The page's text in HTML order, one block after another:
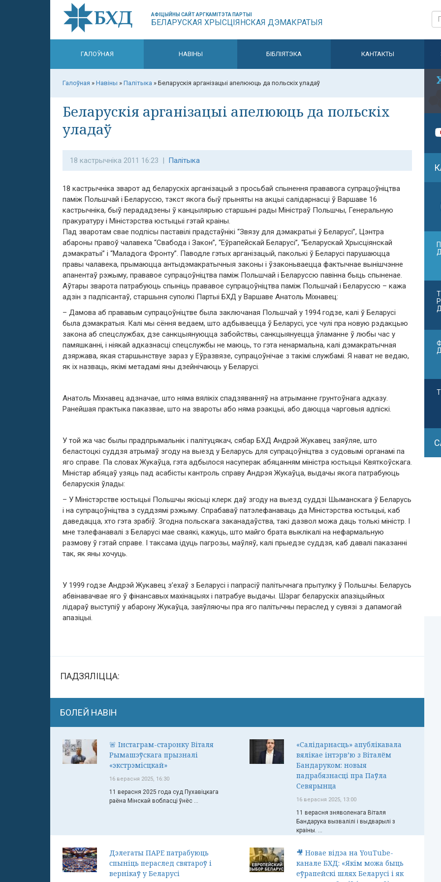
АФІЦЫЙНЫ САЙТ АРГКАМІТЭТА ПАРТЫІ
БЕЛАРУСКАЯ ХРЫСЦІЯНСКАЯ ДЭМАКРАТЫЯ
ГАЛОЎНАЯ НАВІНЫ БІБЛІЯТЭКА КАНТАКТЫ
Галоўная » Навіны » Палітыка » Беларускія арганізацыі апелююць да польскіх уладаў
Беларускія арганізацыі апелююць да польскіх
уладаў
18 кастрычніка 2011 16:23 | Палітыка
18 кастрычніка зварот ад беларускіх арганізацый з просьбай спынення прававога супрацоўніцтва
паміж Польшчай і Беларуссю, тэкст якога быў прыняты на акцыі салідарнасці ў Варшаве 16
кастрычніка, быў перададзены ў канцылярыю старшыні рады Міністраў Польшчы, Генеральную
пракуратуру і Міністэрства юстыцыі гэтай краіны.
Пад зваротам свае подпісы паставілі прадстаўнікі “Звязу для дэмакратыі ў Беларусі”, Цэнтра
абароны правоў чалавека “Свабода і Закон”, “Еўрапейскай Беларусі”, “Беларускай Хрысціянскай
дэмакратыі” і “Маладога Фронту”. Паводле гэтых арганізацый, паколькі ў Беларусі парушаюцца
правы чалавека, прымаюцца антыдэмакратычныя законы і ўзаконьваецца фактычнае вынішчэнне
апанентаў рэжыму, прававое супрацоўніцтва паміж Польшчай і Беларуссю павінна быць спыненае.
Аўтары зварота патрабуюць спыніць прававое супрацоўніцтва паміж Польшчай і Беларуссю – кажа
адзін з падпісантаў, старшыня суполкі Партыі БХД у Варшаве Анатоль Міхнавец:
– Дамова аб прававым супрацоўніцтве была заключаная Польшчай у 1994 годзе, калі ў Беларусі
была дэмакратыя. Калі мы сёння ведаем, што адбываецца ў Беларусі, усе чулі пра новую рэдакцыю
закона аб спецслужбах, дзе санкцыянуюцца забойствы, санкцыянуецца ўламанне ў любы час у
памяшканні, і ніякай адказнасці спецслужбы не маюць, то гэта ненармальна, калі дэмакратычная
дзяржава, якая старшынствуе зараз у Еўразвязе, супрацоўнічае з такімі службамі. Я нават не ведаю,
як іх назваць, якімі метадамі яны дзейнічаюць у Беларусі.
Анатоль Міхнавец адзначае, што няма вялікіх спадзяванняў на атрыманне грунтоўнага адказу.
Ранейшая практыка паказвае, што на звароты або няма рэакцыі, або даюцца чарговыя адпіскі.
У той жа час былы прадпрымальнік і палітуцякач, сябар БХД Андрэй Жукавец заяўляе, што
беластоцкі суддзя атрымаў згоду на выезд у Беларусь для супрацоўніцтва з судовымі органамі па
яго справе. Па словах Жукаўца, гэта адбылося насуперак абяцанням міністра юстыцыі Квяткоўскага.
Міністар абяцаў узяць пад асабісты кантроль справу Андрэя Жукаўца, выдачы якога патрабуюць
беларускія ўлады:
– У Міністэрстве юстыцыі Польшчы якісьці клерк даў згоду на выезд суддзі Шыманскага ў Беларусь
і на супрацоўніцтва з суддзямі рэжыму. Спрабаваў патэлефанаваць да Міністэрства юстыцыі, каб
даведацца, хто гэта зрабіў. Згодна польскага заканадаўства, такі дазвол можа даць толькі міністр. І
мне тэлефанавалі з Беларусі мае сваякі, кажуць, што майго брата выклікалі на нефармальную
размову ў гэтай справе. І таксама ідуць пагрозы, маўляў, калі прыедзе суддзя, каб давалі паказанні
так, як яны хочуць.
У 1999 годзе Андрэй Жукавец з’ехаў з Беларусі і папрасіў палітычнага прытулку ў Польшчы. Беларусь
абвінавачвае яго ў фінансавых махінацыях і патрабуе выдачы. Шэраг беларускіх апазіцыйных
лідараў выступіў у абарону Жукаўца, заяўляючы пра яго палітычны пераслед у сувязі з дапамогай
апазіцыі.
ПАДЗЯЛІЦЦА:
БОЛЕЙ НАВІН
🚨 Інстаграм-старонку Віталя
Рымашэўскага прызналі
«экстрэмісцкай»
16 верасня 2025, 16:30
11 верасня 2025 года суд Пухавіцкага
раёна Мінскай вобласці ўнёс ...
«Салідарнасць» апублікавала
вялікае інтэрв’ю з Віталём
Бандаруком: новыя
падрабязнасці пра Паўла
Севярынца
16 верасня 2025, 13:00
11 верасня зняволенага Віталя
Бандарука вызвалілі і выдварылі з
краіны. ...
Дэлегаты ПАРЕ патрабуюць
спыніць пераслед святароў і
вернікаў у Беларусі
🎥 Новае відэа на YouTube-
канале БХД: «Якім можа быць
еўрапейскі шлях Беларусі і як